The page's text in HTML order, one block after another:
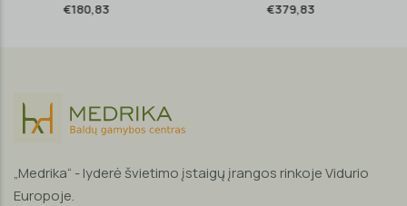
€379,83
„Medrika“ - lyderė švietimo įstaigų įrangos rinkoje Vidurio
Europoje.